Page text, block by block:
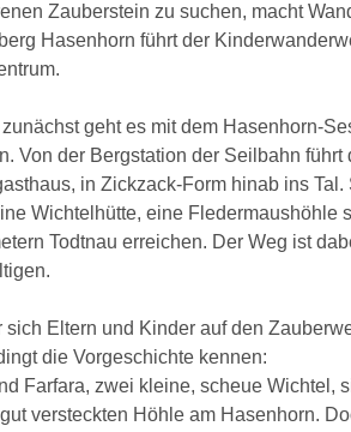
Zauberstein zu suchen, macht
Hasenhorn führt der
geht es mit dem Hasenhorn-
Von der Bergstation der Seilbahn
in Zickzack-Form hinab ins
Wichtelhütte, eine Fledermaushöhle
Todtnau erreichen. Der Weg ist
sich Eltern und Kinder auf den
die Vorgeschichte kennen:
Farfara, zwei kleine, scheue
versteckten Höhle am Hasenhorn.